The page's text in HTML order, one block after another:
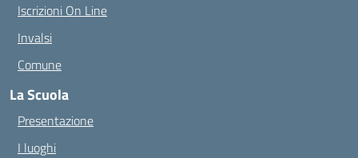
Iscrizioni On Line
Invalsi
Comune
La Scuola
Presentazione
I luoghi